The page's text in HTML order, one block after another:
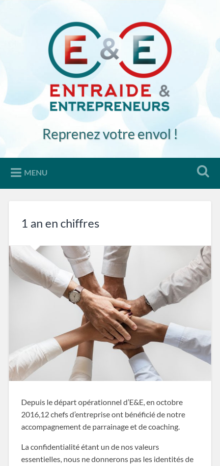
Reprenez votre envol !
MENU
1 an en chiffres
Depuis le départ opérationnel d’E&E, en octobre
2016,12 chefs d’entreprise ont bénéficié de notre
accompagnement de parrainage et de coaching.
La confidentialité étant un de nos valeurs
essentielles, nous ne donnerons pas les identités de